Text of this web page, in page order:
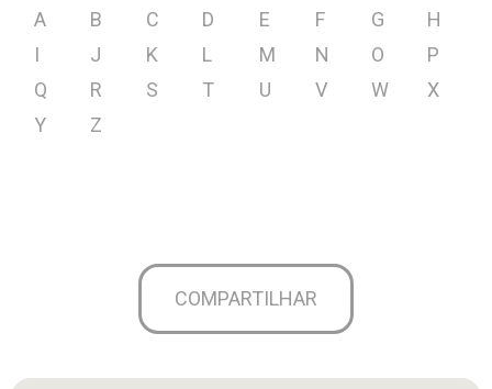
A B C D E F G
H
I
J K L M N O
P
Q
R S T U V W
X
Y
Z
COMPARTILHAR